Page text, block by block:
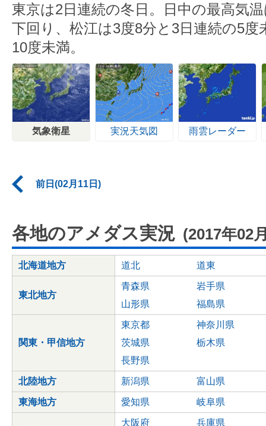
東京は2日連続の冬日。日中の最高気
下回り、松江は3度8分と3日連続の5度
10度未満。
気象衛星 実況天気図 雨雲レーダー
前日(02月11日)
各地のアメダス実況 (2017年02
北海道地方 道北 道東
東北地方
青森県
岩手県
山形県
福島県
関東・甲信地方
東京都
神奈川県
茨城県
栃木県
長野県
北陸地方 新潟県 富山県
東海地方 愛知県 岐阜県
大阪府
兵庫県